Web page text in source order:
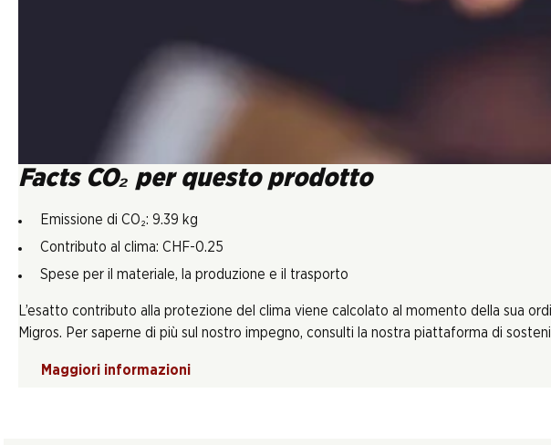
Facts CO₂ per questo prodotto
Emissione di CO₂: 9.39 kg
Contributo al clima: CHF-0.25
Spese per il materiale, la produzione e il trasporto
L’esatto contributo alla protezione del clima viene calcolato al momento della sua
Migros. Per saperne di più sul nostro impegno, consulti la nostra piattaforma di
Maggiori informazioni